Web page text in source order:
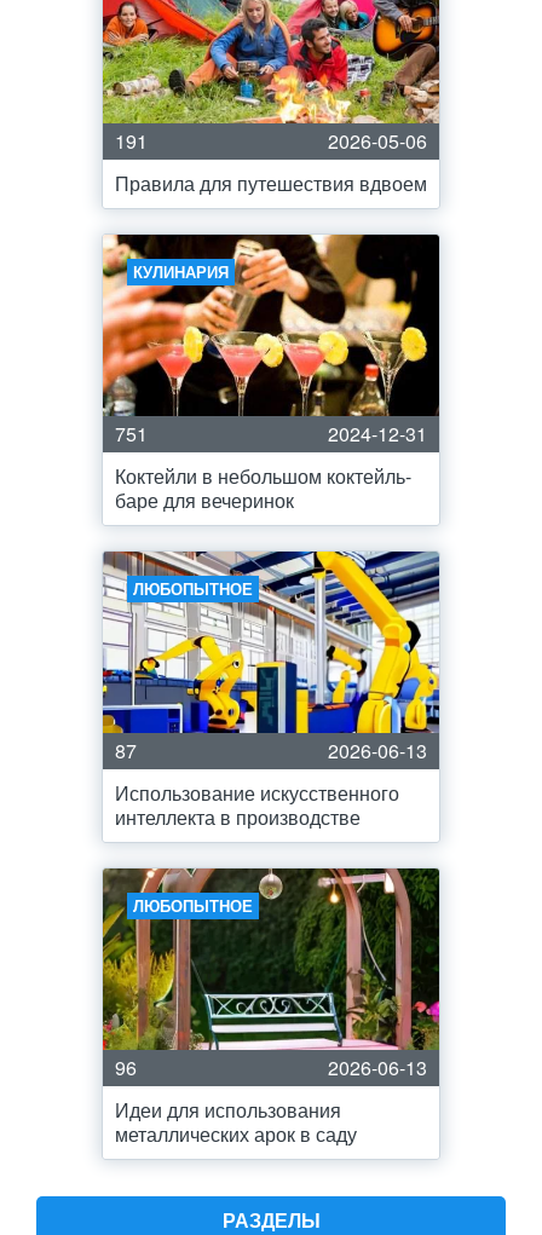
191
2026-05-06
Правила для путешествия вдвоем
КУЛИНАРИЯ
751
2024-12-31
Коктейли в небольшом коктейль-
баре для вечеринок
ЛЮБОПЫТНОЕ
87
2026-06-13
Использование искусственного
интеллекта в производстве
ЛЮБОПЫТНОЕ
96
2026-06-13
Идеи для использования
металлических арок в саду
РАЗДЕЛЫ